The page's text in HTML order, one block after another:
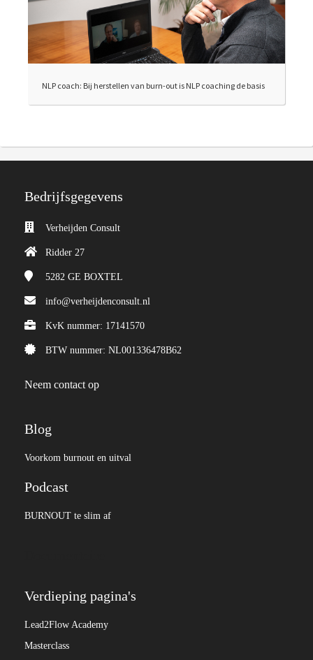
NLP coach: Bij herstellen van burn-out is NLP coaching de basis
Bedrijfsgegevens
Verheijden Consult
Ridder 27
5282 GE BOXTEL
info@verheijdenconsult.nl
KvK nummer: 17141570
BTW nummer: NL001336478B62
Neem contact op
Blog
Voorkom burnout en uitval
Podcast
BURNOUT te slim af
Verdieping pagina's
Lead2Flow Academy
Masterclass